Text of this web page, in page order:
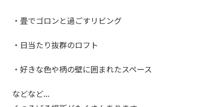
・畳でゴロンと過ごすリビング
・日当たり抜群のロフト
・好きな色や柄の壁に囲まれたスペース
などなど…